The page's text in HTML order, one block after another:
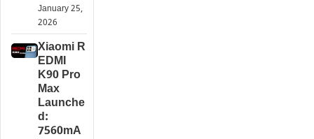
January 25,
2026
Xiaomi R
EDMI
K90 Pro
Max
Launche
d:
7560mA